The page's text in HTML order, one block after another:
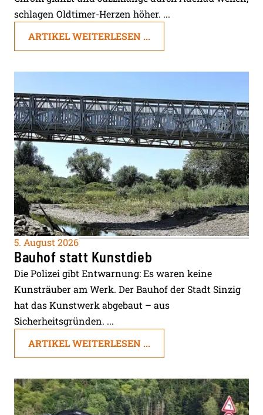
schlagen Oldtimer-Herzen höher. ...
ARTIKEL WEITERLESEN ...
5. August 2026
Bauhof statt Kunstdieb
Die Polizei gibt Entwarnung: Es waren keine
Kunsträuber am Werk. Der Bauhof der Stadt Sinzig
hat das Kunstwerk abgebaut – aus
Sicherheitsgründen. ...
ARTIKEL WEITERLESEN ...